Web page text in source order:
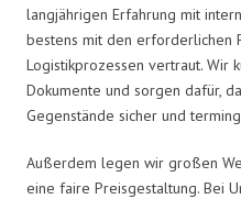
langjährigen Erfahrung mit
bestens mit den erforderlichen
Logistikprozessen vertraut. Wir
Dokumente und sorgen dafür,
Gegenstände sicher und
Außerdem legen wir großen
eine faire Preisgestaltung. Bei